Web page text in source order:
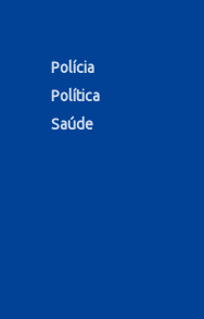
Polícia
Política
Saúde